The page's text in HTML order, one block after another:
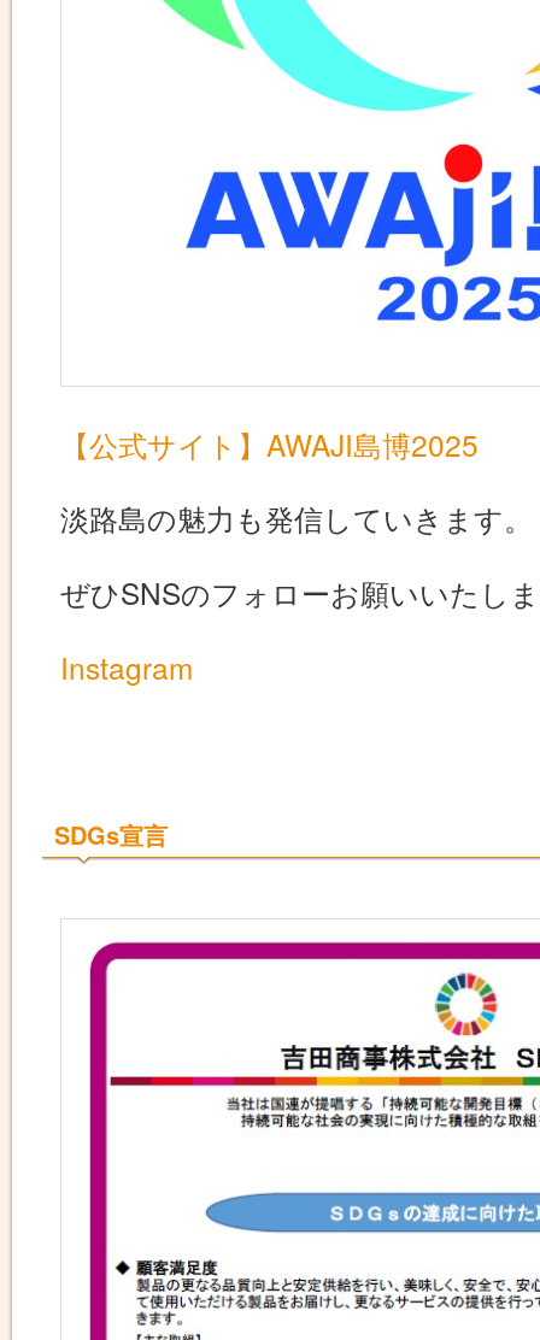
【公式サイト】AWAJI島博2025
淡路島の魅力も発信していきます。
ぜひSNSのフォローお願いいたし
Instagram
SDGs宣言